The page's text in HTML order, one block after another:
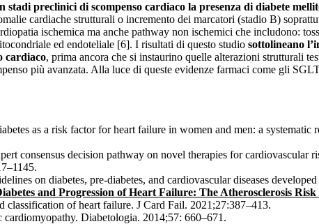
stadi preclinici di scompenso cardiaco la presenza di diabete
cardiache strutturali o incremento dei marcatori (stadio B)
ischemica ma anche pathway non ischemici che includono:
ed endoteliale [6]. I risultati di questo studio sottolineano
cardiaco, prima ancora che si instaurino quelle alterazioni strutturali
più avanzata. Alla luce di queste evidenze farmaci come gli
as a risk factor for heart failure in women and men: a
consensus decision pathway on novel therapies for cardiovascular
on diabetes, pre-diabetes, and cardiovascular diseases
and Progression of Heart Failure: The Atherosclerosis
of heart failure. J Card Fail. 2021;27:387–413.
Diabetologia. 2014;57: 660–671.